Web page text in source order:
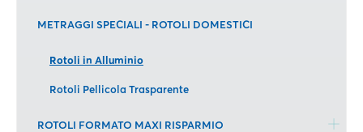
METRAGGI SPECIALI - ROTOLI DOMESTICI
Rotoli in Alluminio
Rotoli Pellicola Trasparente
ROTOLI FORMATO MAXI RISPARMIO